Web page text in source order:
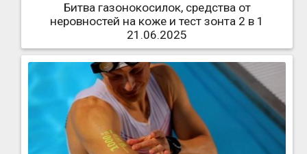
Битва газонокосилок, средства от
неровностей на коже и тест зонта 2 в 1
21.06.2025